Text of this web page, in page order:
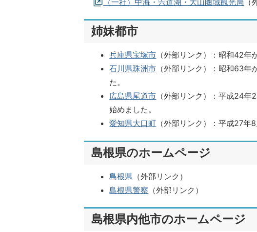
姉妹都市
兵庫県宝塚市 （外部リンク）
：昭和42年
石川県珠洲市 （外部リンク）
：昭和63年
た。
広島県尾道市 （外部リンク）
：平成24年
始めました。
愛知県大口町 （外部リンク） ：平成27年
島根県のホームページ
島根県 （外部リンク）
島根県警察 （外部リンク）
島根県内他市のホームページ